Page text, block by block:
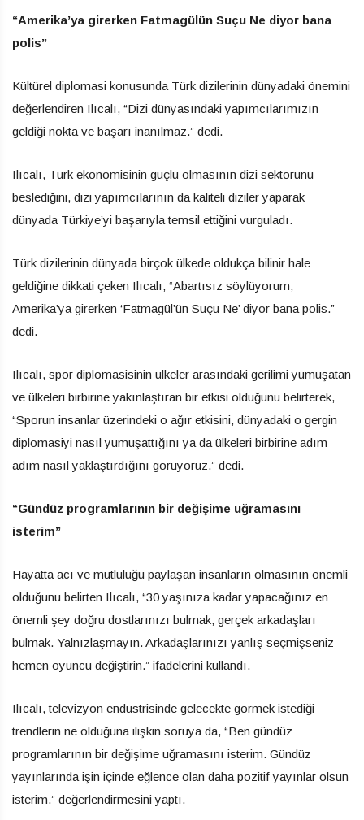
“Amerika’ya girerken Fatmagülün Suçu Ne diyor bana
polis”
Kültürel diplomasi konusunda Türk dizilerinin dünyadaki önemini
değerlendiren Ilıcalı, “Dizi dünyasındaki yapımcılarımızın
geldiği nokta ve başarı inanılmaz.” dedi.
Ilıcalı, Türk ekonomisinin güçlü olmasının dizi sektörünü
beslediğini, dizi yapımcılarının da kaliteli diziler yaparak
dünyada Türkiye’yi başarıyla temsil ettiğini vurguladı.
Türk dizilerinin dünyada birçok ülkede oldukça bilinir hale
geldiğine dikkati çeken Ilıcalı, “Abartısız söylüyorum,
Amerika’ya girerken ‘Fatmagül’ün Suçu Ne’ diyor bana polis.”
dedi.
Ilıcalı, spor diplomasisinin ülkeler arasındaki gerilimi yumuşatan
ve ülkeleri birbirine yakınlaştıran bir etkisi olduğunu belirterek,
“Sporun insanlar üzerindeki o ağır etkisini, dünyadaki o gergin
diplomasiyi nasıl yumuşattığını ya da ülkeleri birbirine adım
adım nasıl yaklaştırdığını görüyoruz.” dedi.
“Gündüz programlarının bir değişime uğramasını
isterim”
Hayatta acı ve mutluluğu paylaşan insanların olmasının önemli
olduğunu belirten Ilıcalı, “30 yaşınıza kadar yapacağınız en
önemli şey doğru dostlarınızı bulmak, gerçek arkadaşları
bulmak. Yalnızlaşmayın. Arkadaşlarınızı yanlış seçmişseniz
hemen oyuncu değiştirin.” ifadelerini kullandı.
Ilıcalı, televizyon endüstrisinde gelecekte görmek istediği
trendlerin ne olduğuna ilişkin soruya da, “Ben gündüz
programlarının bir değişime uğramasını isterim. Gündüz
yayınlarında işin içinde eğlence olan daha pozitif yayınlar olsun
isterim.” değerlendirmesini yaptı.